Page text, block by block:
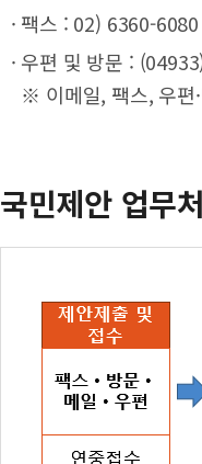
· 팩스 : 02) 6360-6080
· 우편 및 방문 :
※ 이메일, 팩스, 우편
국민제안 업무